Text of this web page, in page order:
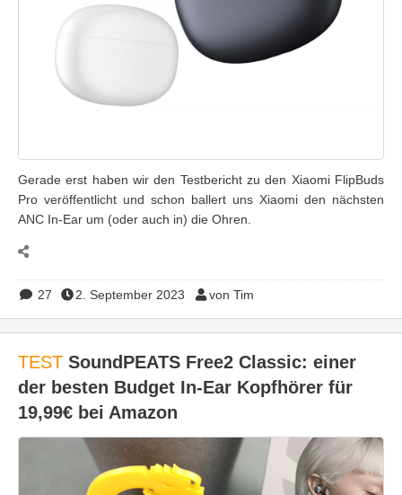
Gerade erst haben wir den Testbericht zu den Xiaomi FlipBuds
Pro veröffentlicht und schon ballert uns Xiaomi den nächsten
ANC In-Ear um (oder auch in) die Ohren.
27 2. September 2023 von Tim
TEST SoundPEATS Free2 Classic: einer
der besten Budget In-Ear Kopfhörer für
19,99€ bei Amazon